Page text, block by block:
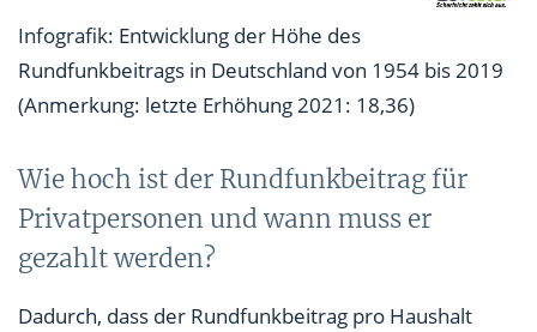
Infografik: Entwicklung der Höhe des
Rundfunkbeitrags in Deutschland von 1954 bis 2019
(Anmerkung: letzte Erhöhung 2021: 18,36)
Wie hoch ist der Rundfunkbeitrag für
Privatpersonen und wann muss er
gezahlt werden?
Dadurch, dass der Rundfunkbeitrag pro Haushalt